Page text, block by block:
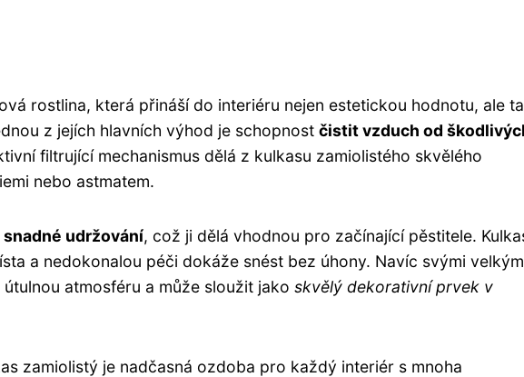
rostlina, která přináší do interiéru nejen estetickou hodnotu, ale
z jejích hlavních výhod je schopnost čistit vzduch od
filtrující mechanismus dělá z kulkasu zamiolistého skvělého
nebo astmatem.
snadné udržování, což ji dělá vhodnou pro začínající pěstitele.
a nedokonalou péči dokáže snést bez úhony. Navíc svými
atmosféru a může sloužit jako skvělý dekorativní prvek v
zamiolistý je nadčasná ozdoba pro každý interiér s mnoha